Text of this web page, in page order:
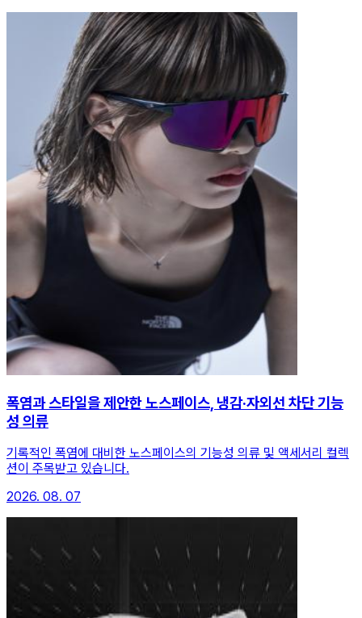
폭염과 스타일을 제안한 노스페이스, 냉감·자외선 차단 기능
성 의류
기록적인 폭염에 대비한 노스페이스의 기능성 의류 및 액세서리 컬렉
션이 주목받고 있습니다.
2026. 08. 07